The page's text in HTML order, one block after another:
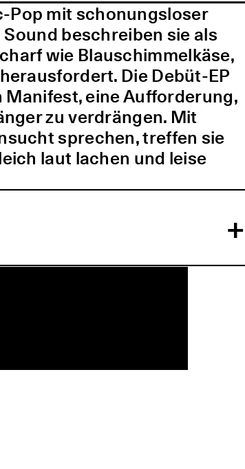
mit schonungsloser
beschreiben sie als
wie Blauschimmelkäse,
Die Debüt-EP
Manifest, eine Aufforderung,
zu verdrängen. Mit
sprechen, treffen sie
laut lachen und leise